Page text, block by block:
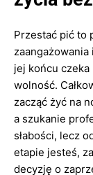
Przestać pić to
zaangażowania
jej końcu
wolność.
zacząć żyć na
a szukanie
słabości, lecz
etapie jesteś,
decyzję o